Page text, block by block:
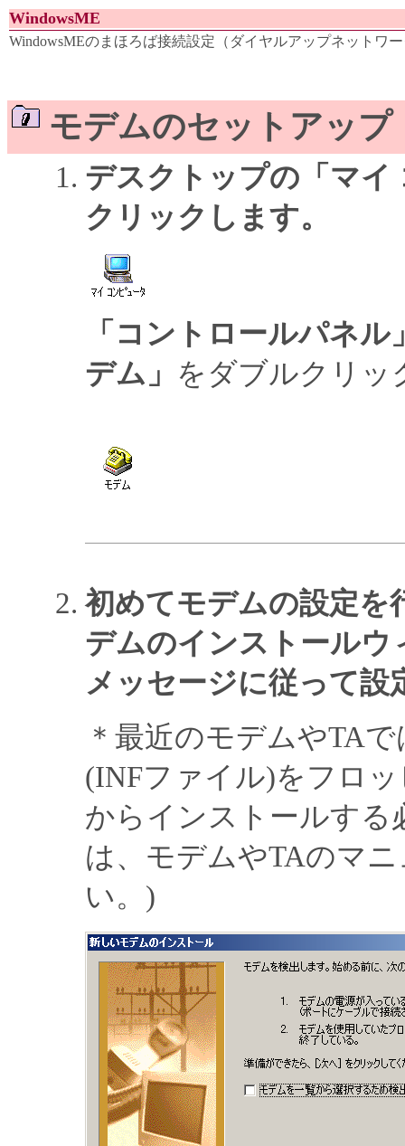
WindowsME
WindowsMEのまほろば接続設定（ダイヤルアップネットワ
モデムのセットアップ
デスクトップの「マイ
クリックします。
「コントロールパネル
デム」 をダブルクリッ
初めてモデムの設定を
デムのインストールウ
メッセージに従って設
＊最近のモデムやTA
(INFファイル)をフロ
からインストールする
は、モデムやTAのマ
い。)